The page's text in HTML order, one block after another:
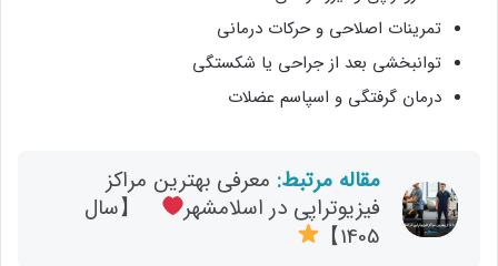
تمرینات اصلاحی و حرکات درمانی
توانبخشی بعد از جراحی یا شکستگی
درمان گرفتگی و اسپاسم عضلات
مقاله مرتبط: معرفی بهترین مراکز
فیزیوتراپی در اسلامشهر
【سال
1405】